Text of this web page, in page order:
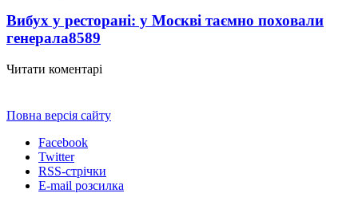
Вибух у ресторані: у Москві таємно поховали
генерала8589
Читати коментарі
Повна версія сайту
Facebook
Twitter
RSS-стрічки
E-mail розсилка